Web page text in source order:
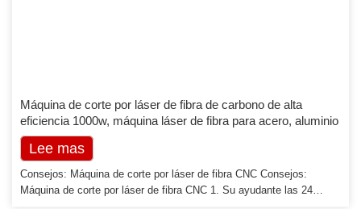
Máquina de corte por láser de fibra de carbono de alta
eficiencia 1000w, máquina láser de fibra para acero, aluminio
Lee mas
Consejos: Máquina de corte por láser de fibra CNC Consejos:
Máquina de corte por láser de fibra CNC 1. Su ayudante las 24